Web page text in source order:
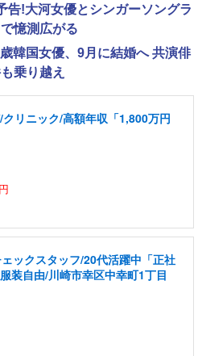
告!大河女優とシンガーソングラ
憶測広がる
韓国女優、9月に結婚へ 共演俳
乗り越え
クリニック/高額年収「1,800万円
ックスタッフ/20代活躍中「正社
装自由/川崎市幸区中幸町1丁目